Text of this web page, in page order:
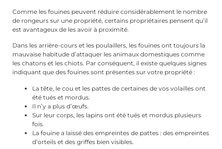
Comme les fouines peuvent réduire considérablement le nombre
de rongeurs sur une propriété, certains propriétaires pensent qu’il
est avantageux de les avoir à proximité.
Dans les arrière-cours et les poulaillers, les fouines ont toujours la
mauvaise habitude d’attaquer les animaux domestiques comme
les chatons et les chiots. Par conséquent, il existe quelques signes
indiquant que des fouines sont présentes sur votre propriété :
La tête, le cou et les pattes de certaines de vos volailles ont
été tués et mordus.
Il n’y a plus d’œufs.
Sur leur corps, les lapins ont été tués et mordus plusieurs
fois.
La fouine a laissé des empreintes de pattes : des empreintes
d’orteils et des griffes bien visibles.